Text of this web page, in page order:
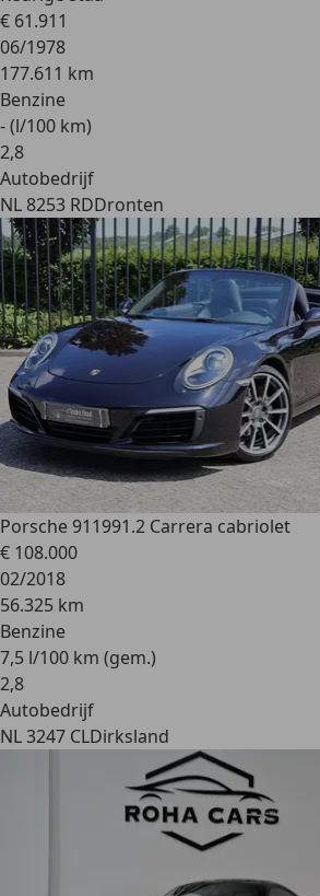
€ 61.911
06/1978
177.611 km
Benzine
- (l/100 km)
2,8
Autobedrijf
NL 8253 RDDronten
Porsche 911991.2 Carrera cabriolet
€ 108.000
02/2018
56.325 km
Benzine
7,5 l/100 km (gem.)
2,8
Autobedrijf
NL 3247 CLDirksland